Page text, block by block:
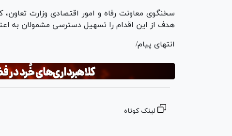
سخنگوی معاونت رفاه و امور اقتصادی وزارت تعاون،
هدف از این اقدام را تسهیل دسترسی مشمولان به
انتهای پیام/
لینک کوتاه